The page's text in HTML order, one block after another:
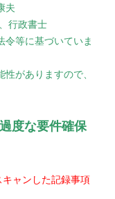
夫
行政書士
令等に基づいていま
がありますので、
度な要件確保
ャンした記録事項